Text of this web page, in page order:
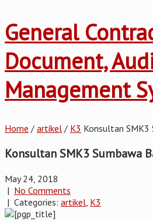
General
Document,
Management
Home / artikel / K3 Konsultan SMK3
Konsultan SMK3 Sumbawa
May 24, 2018
| No Comments
| Categories: artikel K3